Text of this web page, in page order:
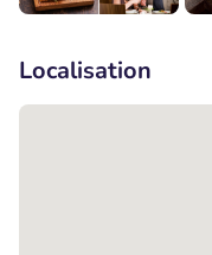
Localisation